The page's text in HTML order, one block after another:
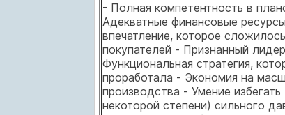
- Полная компетентность в
Адекватные финансовые
впечатление, которое
покупателей - Признанный
Функциональная стратегия,
проработала - Экономия на
производства - Умение избегать
некоторой степени) сильного